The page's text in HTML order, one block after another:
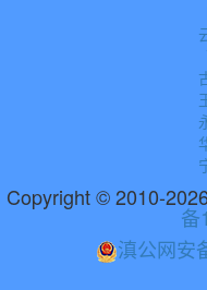
Copyright © 2010-
备
滇公网安